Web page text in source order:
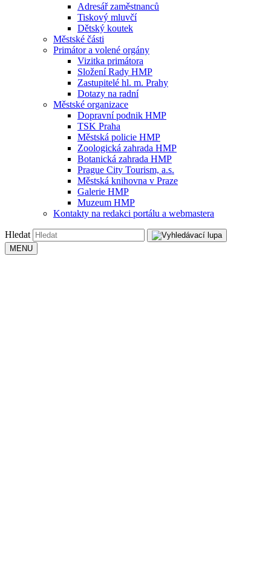
Adresář zaměstnanců
Tiskový mluvčí
Dětský koutek
Městské části
Primátor a volené orgány
Vizitka primátora
Složení Rady HMP
Zastupitelé hl. m. Prahy
Dotazy na radní
Městské organizace
Dopravní podnik HMP
TSK Praha
Městská policie HMP
Zoologická zahrada HMP
Botanická zahrada HMP
Prague City Tourism, a.s.
Městská knihovna v Praze
Galerie HMP
Muzeum HMP
Kontakty na redakci portálu a webmastera
Hledat
MENU